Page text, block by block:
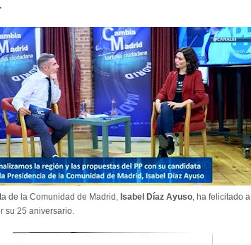
.
de la Comunidad de Madrid, Isabel Díaz Ayuso, ha felicitado a
su 25 aniversario.